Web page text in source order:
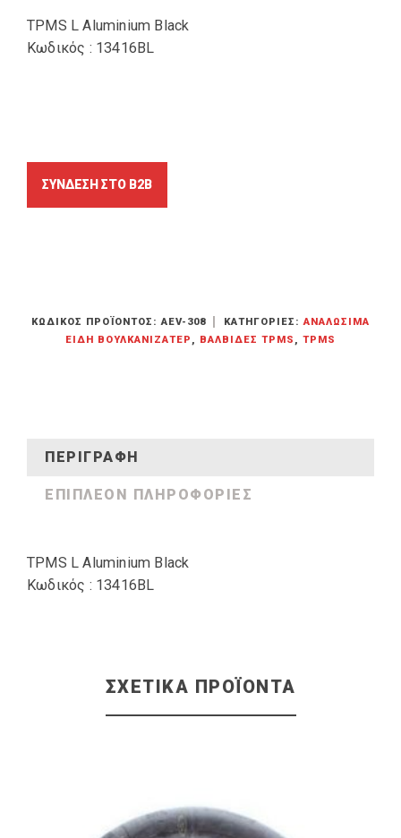
TPMS L Aluminium Black
Κωδικός : 13416BL
ΚΩΔΙΚΌΣ ΠΡΟΪΌΝΤΟΣ: AEV-308 ΚΑΤΗΓΟΡΊΕΣ: ΑΝΑΛΏΣΙΜΑ
ΕΊΔΗ ΒΟΥΛΚΑΝΙΖΑΤΕΡ
ΒΑΛΒΊΔΕΣ TPMS TPMS
ΠΕΡΙΓΡΑΦΉ
ΕΠΙΠΛΈΟΝ ΠΛΗΡΟΦΟΡΊΕΣ
TPMS L Aluminium Black
Κωδικός : 13416BL
ΣΧΕΤΙΚΆ ΠΡΟΪΌΝΤΑ